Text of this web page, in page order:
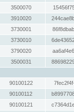
3500070
3910020
3730001
3730010
3790020
3500031
90100122
90100112
90100121